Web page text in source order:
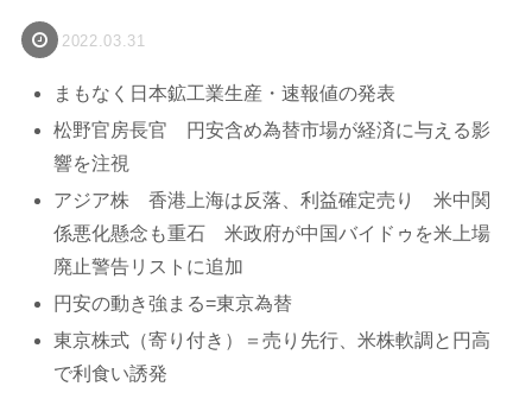
2022.03.31
まもなく日本鉱工業生産・速報値の発表
松野官房長官 円安含め為替市場が経済に与える影
響を注視
アジア株 香港上海は反落、利益確定売り 米中関
係悪化懸念も重石 米政府が中国バイドゥを米上場
廃止警告リストに追加
円安の動き強まる=東京為替
東京株式（寄り付き）＝売り先行、米株軟調と円高
で利食い誘発